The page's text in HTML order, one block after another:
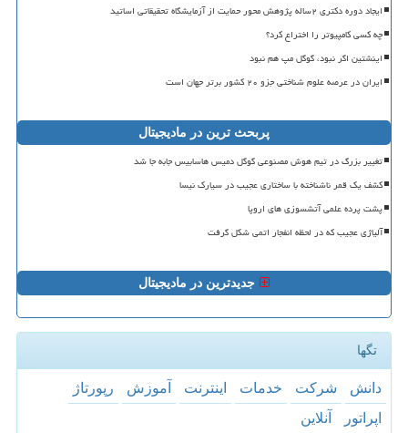
ایجاد دوره دکتری ۲ساله پژوهش محور حمایت از آزمایشگاه تحقیقاتی اساتید
چه کسی کامپیوتر را اختراع کرد؟
اینشتین اگر نبود، گوگل مپ هم نبود
ایران در عرصه علوم شناختی جزو ۲۰ کشور برتر جهان است
پربحث ترین در مادیجیتال
تغییر بزرگ در تیم هوش مصنوعی گوگل دمیس هاسابیس جابه جا شد
کشف یک قمر ناشناخته با ساختاری عجیب در سیارک نیسا
پشت پرده علمی آتشسوزی های اروپا
آلیاژی عجیب که در لحظه انفجار اتمی شکل گرفت
جدیدترین در مادیجیتال
تگها
دانش شركت خدمات اینترنت آموزش
رپورتاژ
اپراتور
آنلاین